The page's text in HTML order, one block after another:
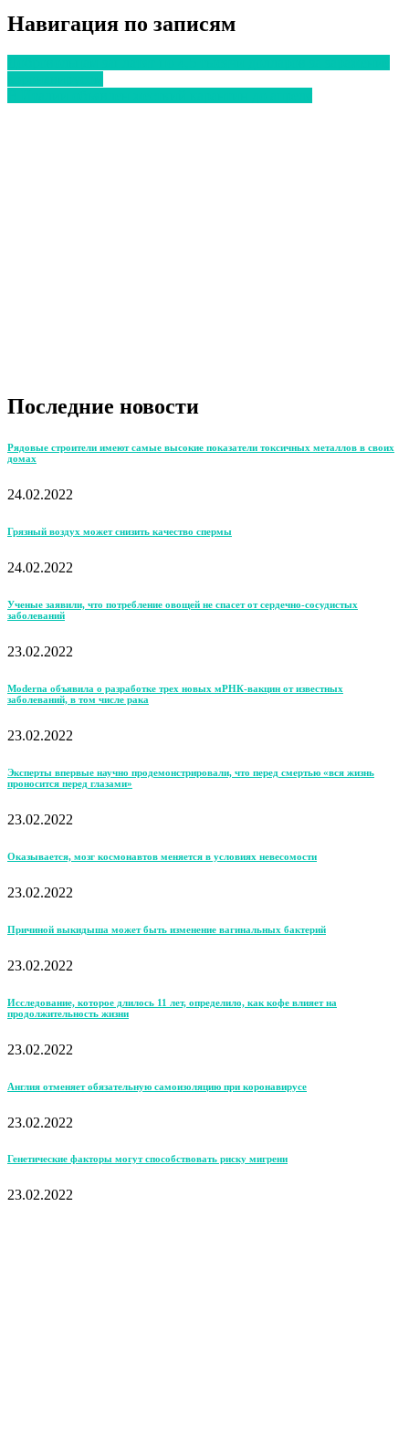
Навигация по записям
Последние новости
Рядовые строители имеют самые высокие показатели токсичных металлов в своих
домах
24.02.2022
Грязный воздух может снизить качество спермы
24.02.2022
Ученые заявили, что потребление овощей не спасет от сердечно-сосудистых
заболеваний
23.02.2022
Moderna объявила о разработке трех новых мРНК-вакцин от известных
заболеваний, в том числе рака
23.02.2022
Эксперты впервые научно продемонстрировали, что перед смертью «вся жизнь
проносится перед глазами»
23.02.2022
Оказывается, мозг космонавтов меняется в условиях невесомости
23.02.2022
Причиной выкидыша может быть изменение вагинальных бактерий
23.02.2022
Исследование, которое длилось 11 лет, определило, как кофе влияет на
продолжительность жизни
23.02.2022
Англия отменяет обязательную самоизоляцию при коронавирусе
23.02.2022
Генетические факторы могут способствовать риску мигрени
23.02.2022